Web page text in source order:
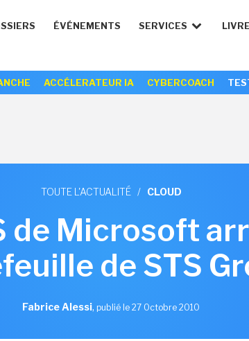
ÉVÉNEMENTS SERVICES
ACCÉLERATEUR IA CYBERCOACH
TOUTE L'ACTUALITÉ / CLOUD
de Microsoft
de STS
Fabrice Alessi, publié le 27 Octobre 2010